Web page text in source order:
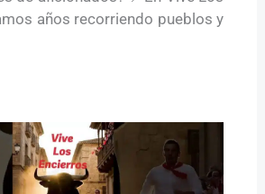
años recorriendo pueblos y